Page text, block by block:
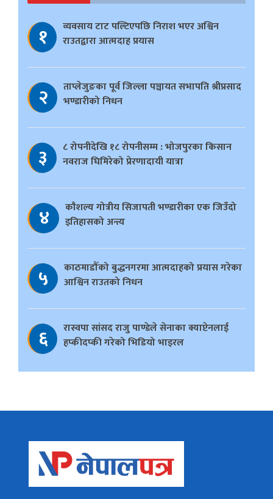
१
व्यवसाय टाट पल्टिएपछि निराश भएर अश्विन
राउतद्वारा आत्मदाह प्रयास
२
ताप्लेजुङका पूर्व जिल्ला पञ्चायत सभापति श्रीप्रसाद
भण्डारीको निधन
३
८ रोपनीदेखि १८ रोपनीसम्म : भोजपुरका किसान
नवराज घिमिरेको प्रेरणादायी यात्रा
४
काैशल्य गोत्रीय सिजापती भण्डारीका एक जिउँदो
इतिहासको अन्त्य
५
काठमाडौँको बुद्धनगरमा आत्मदाहको प्रयास गरेका
आश्विन राउतको निधन
६
रास्वपा सांसद राजु पाण्डेले सेनाका क्याप्टेनलाई
हप्कीदप्की गरेको भिडियो भाइरल